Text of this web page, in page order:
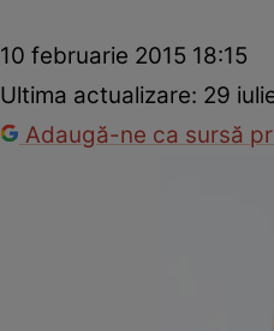
10 februarie 2015 18:15
Ultima actualizare: 29
Adaugă-ne ca sursă